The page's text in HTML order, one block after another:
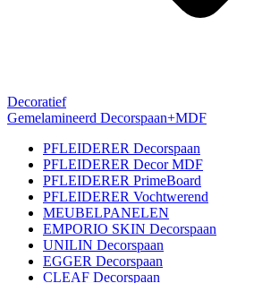
Decoratief
Gemelamineerd Decorspaan+MDF
PFLEIDERER Decorspaan
PFLEIDERER Decor MDF
PFLEIDERER PrimeBoard
PFLEIDERER Vochtwerend
MEUBELPANELEN
EMPORIO SKIN Decorspaan
UNILIN Decorspaan
EGGER Decorspaan
CLEAF Decorspaan